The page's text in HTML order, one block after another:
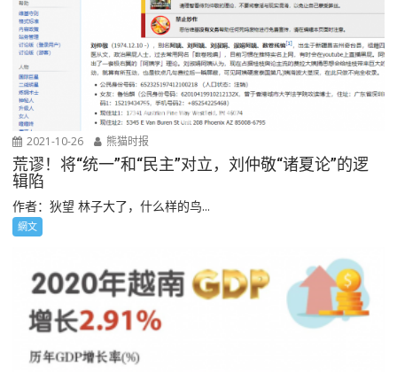
2021-10-26 熊猫时报
荒谬！将“统一”和“民主”对立，刘仲敬“诸夏论”的逻
辑陷
作者：狄望 林子大了，什么样的鸟...
網文